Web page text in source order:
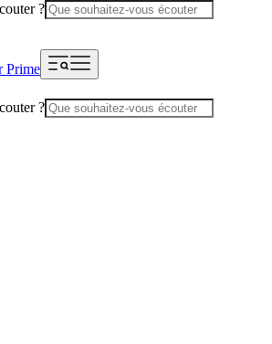
?
Prime
?